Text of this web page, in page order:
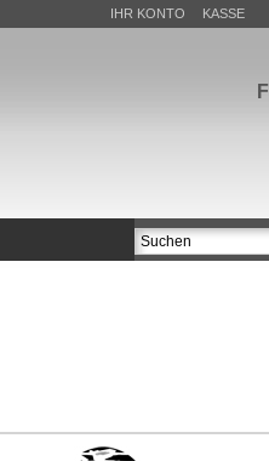
IHR KONTO KASSE